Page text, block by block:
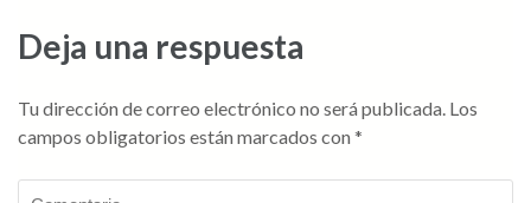
entradas
Deja una respuesta
Tu dirección de correo electrónico no será publicada. Los
campos obligatorios están marcados con *